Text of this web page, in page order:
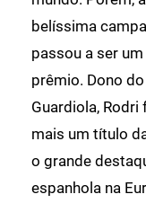
belíssima
passou a ser
prêmio. Dono
Guardiola,
mais um título
o grande
espanhola na